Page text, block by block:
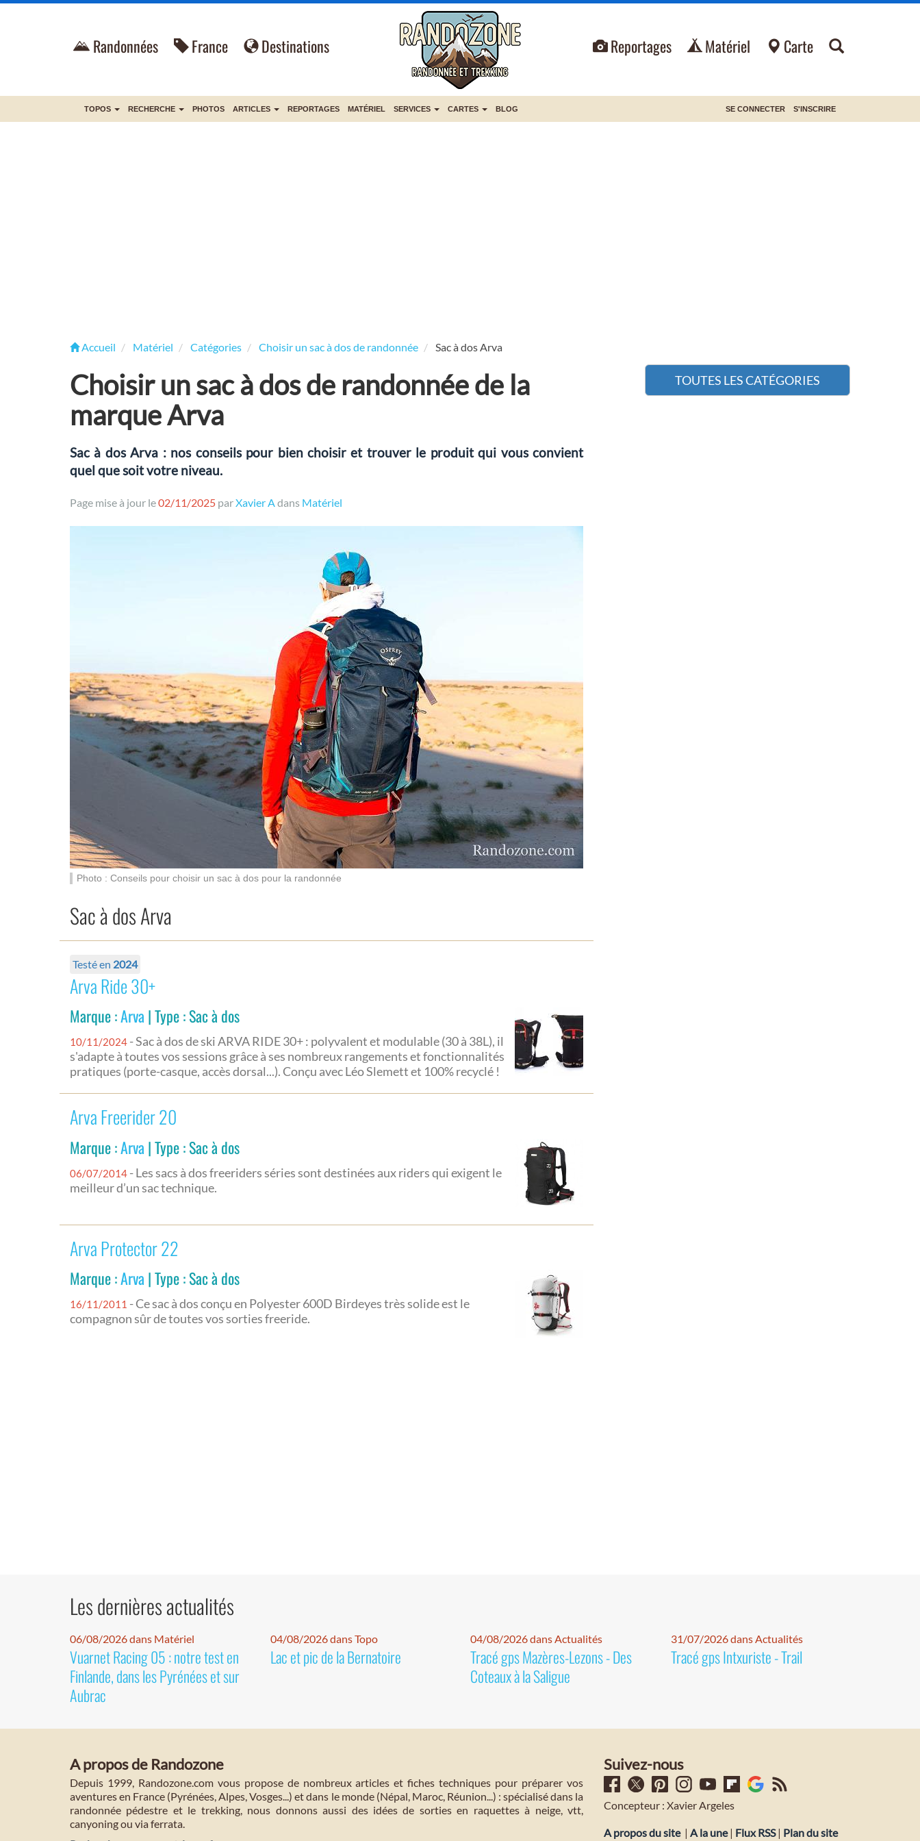
Randonnées France Destinations Reportages Matériel Carte
TOPOS RECHERCHE PHOTOS ARTICLES REPORTAGES MATÉRIEL SERVICES CARTES BLOG SE CONNECTER S'INSCRIRE
Accueil Matériel Catégories Choisir un sac à dos de randonnée Sac à dos Arva
Choisir un sac à dos de randonnée de la
marque Arva
Sac à dos Arva : nos conseils pour bien choisir et trouver le produit qui vous convient
quel que soit votre niveau.
Page mise à jour le02/11/2025 parXavier Adans Matériel
Photo : Conseils pour choisir un sac à dos pour la randonnée
Sac à dos Arva
Testé en 2024
Arva Ride 30+
Marque :Arva | Type : Sac à dos
10/11/2024 - Sac à dos de ski ARVA RIDE 30+ : polyvalent et modulable (30 à 38L), il
s'adapte à toutes vos sessions grâce à ses nombreux rangements et fonctionnalités
pratiques (porte-casque, accès dorsal...). Conçu avec Léo Slemett et 100% recyclé !
Arva Freerider 20
Marque :Arva | Type : Sac à dos
06/07/2014 - Les sacs à dos freeriders séries sont destinées aux riders qui exigent le
meilleur d’un sac technique.
Arva Protector 22
Marque :Arva | Type : Sac à dos
16/11/2011 - Ce sac à dos conçu en Polyester 600D Birdeyes très solide est le
compagnon sûr de toutes vos sorties freeride.
TOUTES LES CATÉGORIES
Les dernières actualités
06/08/2026 dans Matériel
Vuarnet Racing 05 : notre test en
Finlande, dans les Pyrénées et sur
Aubrac
04/08/2026 dans Topo
Lac et pic de la Bernatoire
04/08/2026 dans Actualités
Tracé gps Mazères-Lezons - Des
Coteaux à la Saligue
31/07/2026 dans Actualités
Tracé gps Intxuriste - Trail
A propos de Randozone
Depuis 1999, Randozone.com vous propose de nombreux articles et fiches techniques pour préparer vos
aventures en France (Pyrénées, Alpes, Vosges...) et dans le monde (Népal, Maroc, Réunion...) : spécialisé dans la
randonnée pédestre et le trekking, nous donnons aussi des idées de sorties en raquettes à neige, vtt,
canyoning ou via ferrata.
Suivez-nous
Concepteur : Xavier Argeles
A propos du site | A la une| Flux RSS| Plan du site